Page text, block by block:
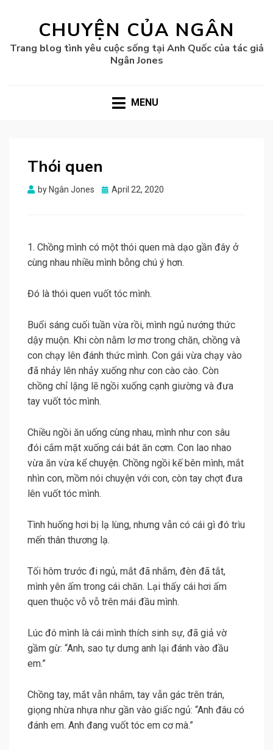
CHUYỆN CỦA NGÂN
Trang blog tình yêu cuộc sống tại Anh Quốc của tác giả
Ngân Jones
MENU
Thói quen
by Ngân Jones
Posted
April 22, 2020
1. Chồng mình có một thói quen mà dạo gần đây ở
cùng nhau nhiều mình bỗng chú ý hơn.
Đó là thói quen vuốt tóc mình.
Buổi sáng cuối tuần vừa rồi, mình ngủ nướng thức
dậy muộn. Khi còn nằm lơ mơ trong chăn, chồng và
con chạy lên đánh thức mình. Con gái vừa chạy vào
đã nhảy lên nhảy xuống như con cào cào. Còn
chồng chỉ lặng lẽ ngồi xuống cạnh giường và đưa
tay vuốt tóc mình.
Chiều ngồi ăn uống cùng nhau, mình như con sâu
đói cắm mặt xuống cái bát ăn cơm. Con lao nhao
vừa ăn vừa kể chuyện. Chồng ngồi kế bên mình, mắt
nhìn con, mồm nói chuyện với con, còn tay chợt đưa
lên vuốt tóc mình.
Tình huống hơi bị lạ lùng, nhưng vẫn có cái gì đó trìu
mến thân thương lạ.
Tối hôm trước đi ngủ, mắt đã nhắm, đèn đã tắt,
mình yên ấm trong cái chăn. Lại thấy cái hơi ấm
quen thuộc vỗ vỗ trên mái đầu mình.
Lúc đó mình là cái mình thích sinh sự, đã giả vờ
gầm gừ: “Anh, sao tự dưng anh lại đánh vào đầu
em.”
Chồng tay, mắt vẫn nhắm, tay vẫn gác trên trán,
giọng nhừa nhựa như gần vào giấc ngủ: “Anh đâu có
đánh em. Anh đang vuốt tóc em cơ mà.”